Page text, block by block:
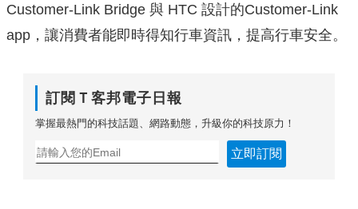
Customer-Link Bridge 與 HTC 設計的Customer-Link
app，讓消費者能即時得知行車資訊，提高行車安全。
訂閱Ｔ客邦電子日報
掌握最熱門的科技話題、網路動態，升級你的科技原力！
立即訂閱